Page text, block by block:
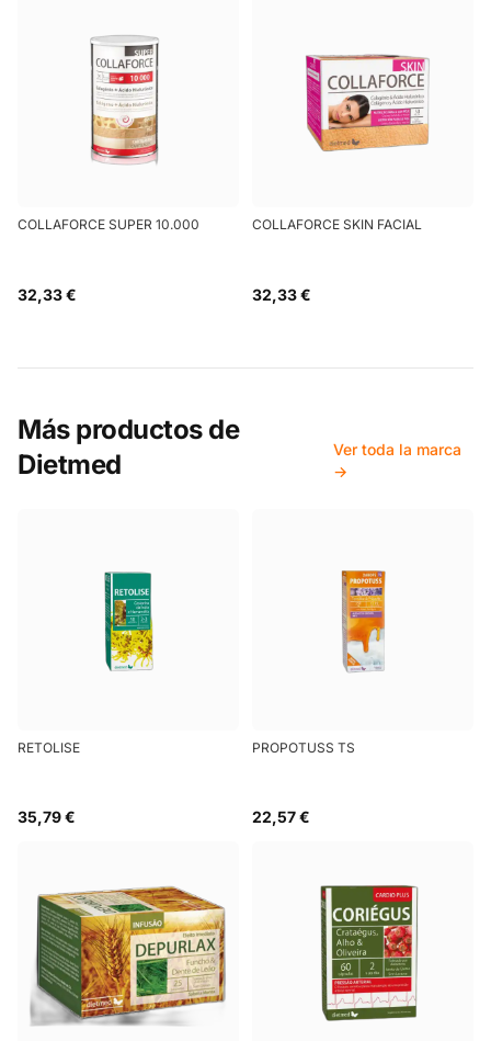
COLLAFORCE SUPER 10.000
32,33 €
COLLAFORCE SKIN FACIAL
32,33 €
Más productos de
Dietmed
Ver toda la marca
→
RETOLISE
35,79 €
PROPOTUSS TS
22,57 €